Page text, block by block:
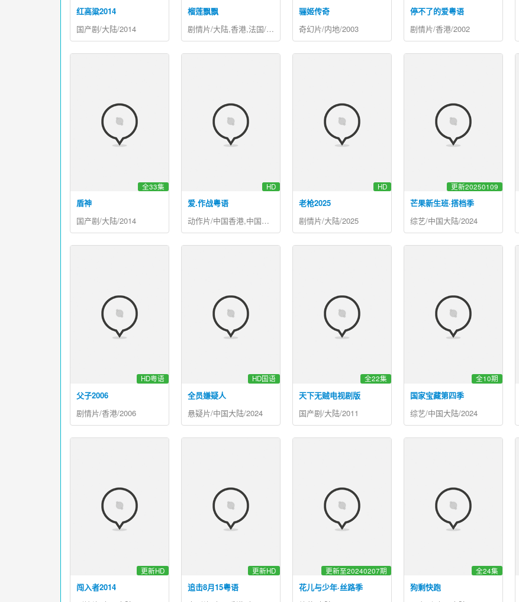
红高粱2014
国产剧/大陆/2014
榴莲飘飘
剧情片/大陆,香港,法国/2000
骊姬传奇
奇幻片/内地/2003
停不了的爱粤语
剧情片/香港/2002
盾神
全33集
国产剧/大陆/2014
爱.作战粤语
HD
动作片/中国香港,中国大陆/2004
老枪2025
HD
剧情片/大陆/2025
芒果新生班·搭档季
更新20250109
综艺/中国大陆/2024
父子2006
HD粤语
剧情片/香港/2006
全员嫌疑人
HD国语
悬疑片/中国大陆/2024
天下无贼电视剧版
全22集
国产剧/大陆/2011
国家宝藏第四季
全10期
综艺/中国大陆/2024
闯入者2014
更新HD
追击8月15粤语
更新HD
花儿与少年·丝路季
更新至20240207期
狗剩快跑
全24集